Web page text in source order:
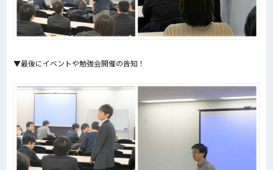
▼最後にイベントや勉強会開催の告知！